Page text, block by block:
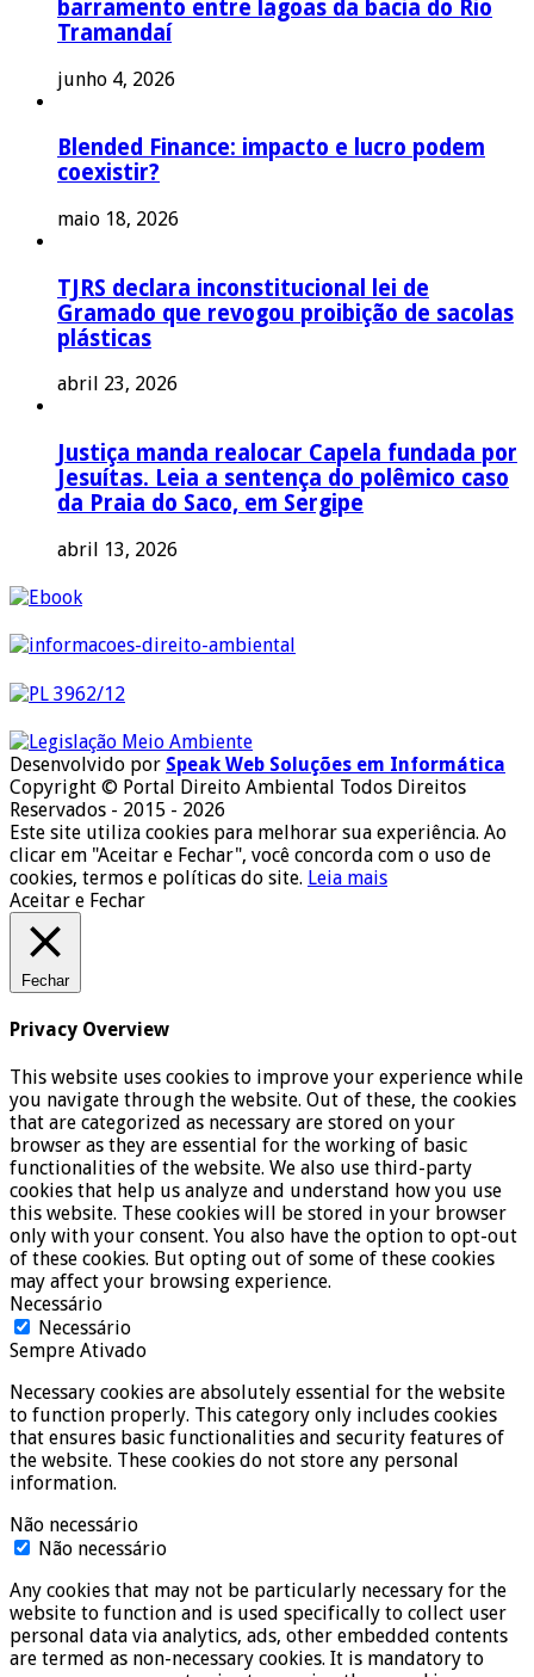
barramento entre lagoas da bacia do Rio
Tramandaí
junho 4, 2026
Blended Finance: impacto e lucro podem
coexistir?
maio 18, 2026
TJRS declara inconstitucional lei de
Gramado que revogou proibição de sacolas
plásticas
abril 23, 2026
Justiça manda realocar Capela fundada por
Jesuítas. Leia a sentença do polêmico caso
da Praia do Saco, em Sergipe
abril 13, 2026
Desenvolvido por Speak Web Soluções em Informática
Copyright © Portal Direito Ambiental Todos Direitos
Reservados - 2015 - 2026
Este site utiliza cookies para melhorar sua experiência. Ao
clicar em "Aceitar e Fechar", você concorda com o uso de
cookies, termos e políticas do site. Leia mais
Aceitar e Fechar
Fechar
Privacy Overview
This website uses cookies to improve your experience while
you navigate through the website. Out of these, the cookies
that are categorized as necessary are stored on your
browser as they are essential for the working of basic
functionalities of the website. We also use third-party
cookies that help us analyze and understand how you use
this website. These cookies will be stored in your browser
only with your consent. You also have the option to opt-out
of these cookies. But opting out of some of these cookies
may affect your browsing experience.
Necessário
Necessário
Sempre Ativado
Necessary cookies are absolutely essential for the website
to function properly. This category only includes cookies
that ensures basic functionalities and security features of
the website. These cookies do not store any personal
information.
Não necessário
Não necessário
Any cookies that may not be particularly necessary for the
website to function and is used specifically to collect user
personal data via analytics, ads, other embedded contents
are termed as non-necessary cookies. It is mandatory to